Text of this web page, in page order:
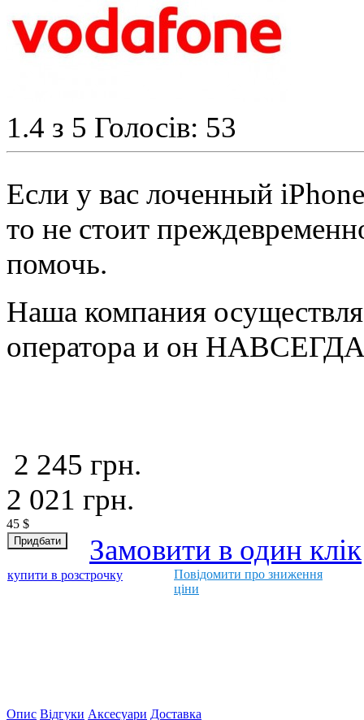
1.4 з 5 Голосів: 53
Если у вас лоченный
то не стоит
помочь.
Наша компания
оператора и он НАВСЕГДА
2 245 грн.
2 021 грн.
45 $
Замовити в один клік
купити в розстрочку
Повідомити про зниження
ціни
Опис Відгуки Аксесуари Доставка